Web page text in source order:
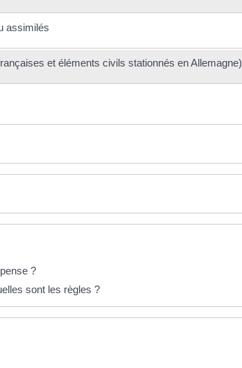
assimilés
et éléments civils stationnés en Allemagne)
?
sont les règles ?